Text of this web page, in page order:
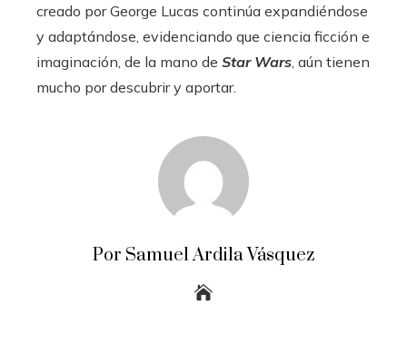
creado por George Lucas continúa expandiéndose
y adaptándose, evidenciando que ciencia ficción e
imaginación, de la mano de Star Wars , aún tienen
mucho por descubrir y aportar.
Por Samuel Ardila Vásquez